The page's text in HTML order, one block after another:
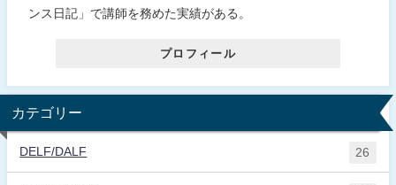
ンス日記」で講師を務めた実績がある。
プロフィール
カテゴリー
DELF/DALF 26